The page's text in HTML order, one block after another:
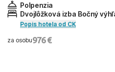
Polpenzia
Dvojlôžková izba Bočný
Popis hotela od CK
za osobu976 €